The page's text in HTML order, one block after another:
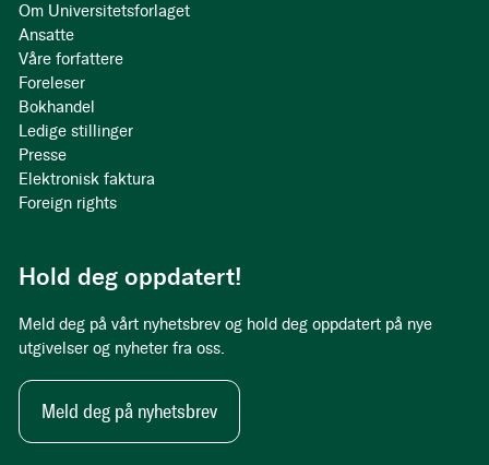
Om Universitetsforlaget
Ansatte
Våre forfattere
Foreleser
Bokhandel
Ledige stillinger
Presse
Elektronisk faktura
Foreign rights
Hold deg oppdatert!
Meld deg på vårt nyhetsbrev og hold deg oppdatert på nye
utgivelser og nyheter fra oss.
Meld deg på nyhetsbrev